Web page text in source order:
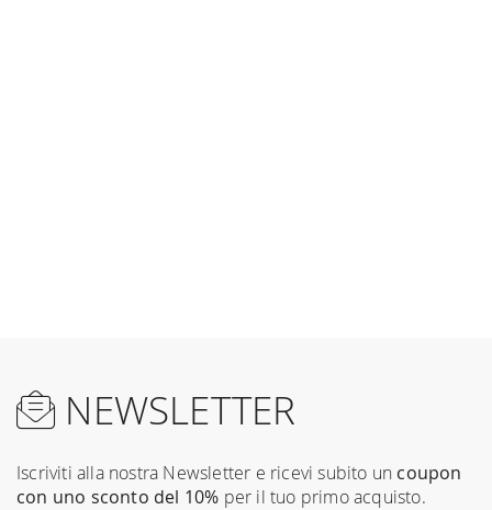
NEWSLETTER
Iscriviti alla nostra Newsletter e ricevi subito un coupon
con uno sconto del 10% per il tuo primo acquisto.